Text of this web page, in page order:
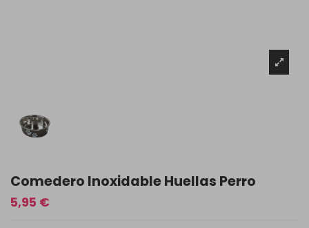
Comedero Inoxidable Huellas Perro
5,95 €